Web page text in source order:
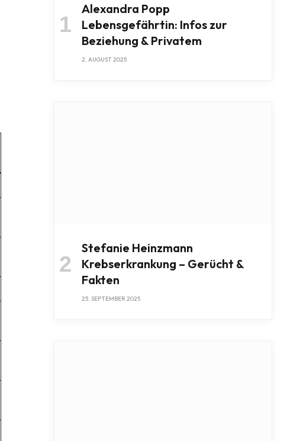
Alexandra Popp
Lebensgefährtin: Infos zur
Beziehung & Privatem
2. AUGUST 2025
Stefanie Heinzmann
Krebserkrankung – Gerücht &
Fakten
25. SEPTEMBER 2025